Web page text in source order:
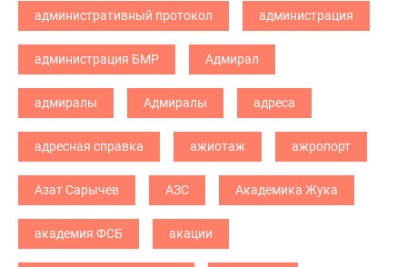
административный протокол администрация
администрация БМР Адмирал
адмиралы Адмиралы адреса
адресная справка ажиотаж ажропорт
Азат Сарычев АЗС Академика Жука
академия ФСБ акации